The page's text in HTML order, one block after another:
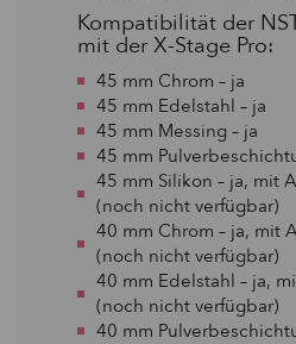
Kompatibilität der
mit der X-Stage Pro:
45 mm Chrom – ja
45 mm Edelstahl – ja
45 mm Messing – ja
45 mm
45 mm Silikon – ja, mit
(noch nicht verfügbar)
40 mm Chrom – ja, mit
(noch nicht verfügbar)
40 mm Edelstahl – ja,
(noch nicht verfügbar)
40 mm